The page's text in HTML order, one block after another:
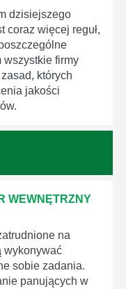
dzisiejszego
coraz więcej reguł,
wszystkie firmy
których
jakości
WEWNĘTRZNY
na
wykonywać
sobie zadania.
panujących w